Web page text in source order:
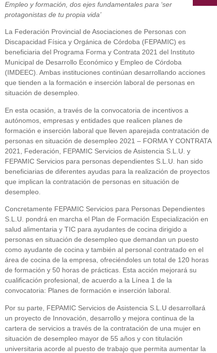
Empleo y formación, dos ejes fundamentales para ‘ser
protagonistas de tu propia vida’
La Federación Provincial de Asociaciones de Personas con
Discapacidad Física y Orgánica de Córdoba (FEPAMIC) es
beneficiaria del Programa Forma y Contrata 2021 del Instituto
Municipal de Desarrollo Económico y Empleo de Córdoba
(IMDEEC). Ambas instituciones continúan desarrollando acciones
que tienden a la formación e inserción laboral de personas en
situación de desempleo.
En esta ocasión, a través de la convocatoria de incentivos a
autónomos, empresas y entidades que realicen planes de
formación e inserción laboral que lleven aparejada contratación de
personas en situación de desempleo 2021 – FORMA Y CONTRATA
2021, Federación, FEPAMIC Servicios de Asistencia S.L.U. y
FEPAMIC Servicios para personas dependientes S.L.U. han sido
beneficiarias de diferentes ayudas para la realización de proyectos
que implican la contratación de personas en situación de
desempleo.
Concretamente FEPAMIC Servicios para Personas Dependientes
S.L.U. pondrá en marcha el Plan de Formación Especialización en
salud alimentaria y TIC para ayudantes de cocina dirigido a
personas en situación de desempleo que demandan un puesto
como ayudante de cocina y también al personal contratado en el
área de cocina de la empresa, ofreciéndoles un total de 120 horas
de formación y 50 horas de prácticas. Esta acción mejorará su
cualificación profesional, de acuerdo a la Línea 1 de la
convocatoria: Planes de formación e inserción laboral.
Por su parte, FEPAMIC Servicios de Asistencia S.L.U desarrollará
un proyecto de Innovación, desarrollo y mejora continua de la
cartera de servicios a través de la contratación de una mujer en
situación de desempleo mayor de 55 años y con titulación
universitaria acorde al puesto de trabajo que permita aumentar la